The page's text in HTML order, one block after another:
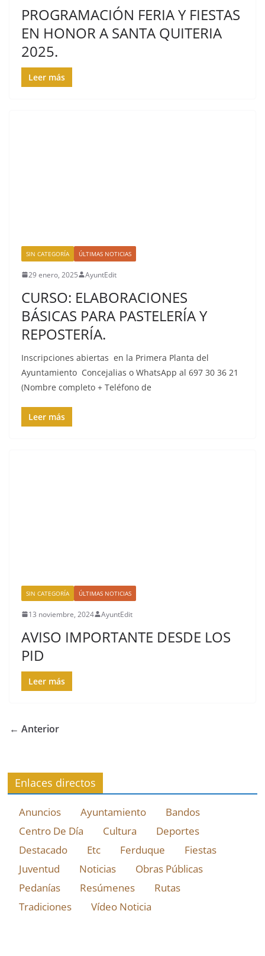
PROGRAMACIÓN FERIA Y FIESTAS
EN HONOR A SANTA QUITERIA
2025.
Leer más
SIN CATEGORÍA ÚLTIMAS NOTICIAS
29 enero, 2025 AyuntEdit
CURSO: ELABORACIONES
BÁSICAS PARA PASTELERÍA Y
REPOSTERÍA.
Inscripciones abiertas en la Primera Planta del
Ayuntamiento Concejalias o WhatsApp al 697 30 36 21
(Nombre completo + Teléfono de
Leer más
SIN CATEGORÍA ÚLTIMAS NOTICIAS
13 noviembre, 2024 AyuntEdit
AVISO IMPORTANTE DESDE LOS
PID
Leer más
← Anterior
Enlaces directos
Anuncios Ayuntamiento
Bandos
Centro De Día
Cultura
Deportes
Destacado
Etc Ferduque
Fiestas
Juventud
Noticias
Obras Públicas
Pedanías
Resúmenes
Rutas
Tradiciones
Vídeo Noticia